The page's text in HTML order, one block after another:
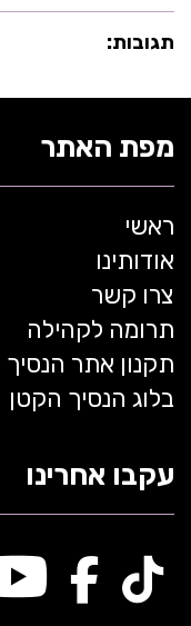
תגובות:
מפת האתר
ראשי
אודותינו
צרו קשר
תרומה לקהילה
תקנון אתר
בלוג הנסיך הקטן
עקבו אחרינו